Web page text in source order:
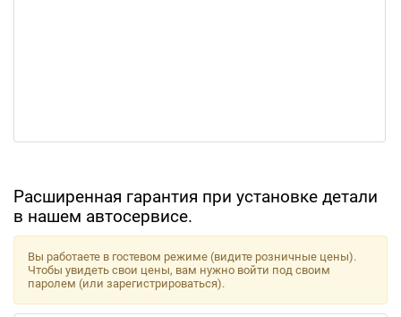
Расширенная гарантия при установке детали
в нашем автосервисе.
Вы работаете в гостевом режиме (видите розничные цены).
Чтобы увидеть свои цены, вам нужно войти под своим
паролем (или зарегистрироваться).